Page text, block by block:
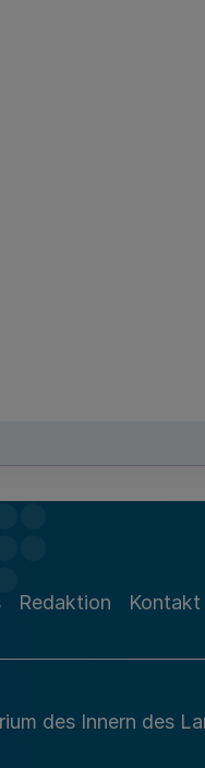
Redaktion Kontakt
des Innern des